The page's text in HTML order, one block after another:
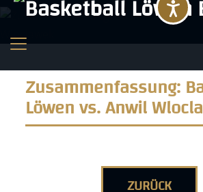
Zusammenfassung:
Löwen vs. Anwil
ZURÜCK